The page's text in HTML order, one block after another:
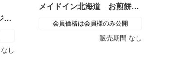
特価！レッドブル・エナジードリンク（1都3県限定）
なし
メイドイン北海道 お煎餅食べきりサイズ（北海道製菓）
会員価格は会員様のみ公開
販売期間 なし